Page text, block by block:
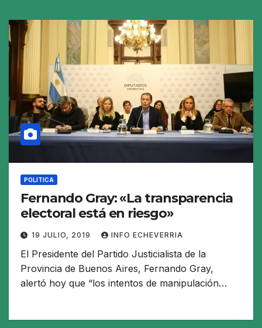
POLITICA
Fernando Gray: «La transparencia
electoral está en riesgo»
19 JULIO, 2019 INFO ECHEVERRIA
El Presidente del Partido Justicialista de la
Provincia de Buenos Aires, Fernando Gray,
alertó hoy que “los intentos de manipulación…